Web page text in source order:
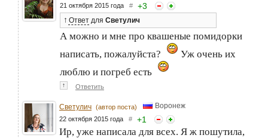
21 октября 2015 года # +3
↑ Ответ для Светулич
А можно и мне про квашеные помидорки
написать, пожалуйста?
Уж очень их
люблю и погреб есть
↑ Ответить
Светулич (автор поста) Воронеж
22 октября 2015 года # +1
Ир, уже написала для всех. Я ж пошутила,